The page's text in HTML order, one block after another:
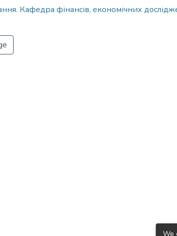
Кафедра фінансів, економічних
We